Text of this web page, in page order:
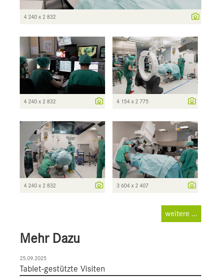
4 240 x 2 832
4 240 x 2 832 4 154 x 2 775
4 240 x 2 832 3 604 x 2 407
weitere ...
Mehr Dazu
25.09.2025
Tablet-gestützte Visiten